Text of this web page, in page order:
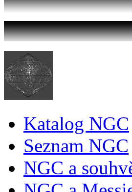
Katalog NGC
Seznam NGC
NGC a